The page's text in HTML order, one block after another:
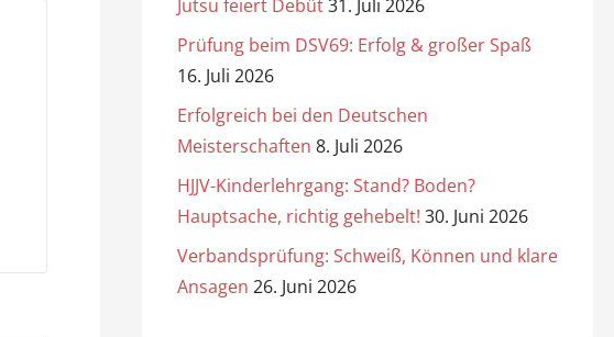
Jutsu feiert Debüt31. Juli 2026
Prüfung beim DSV69: Erfolg & großer Spaß
16. Juli 2026
Erfolgreich bei den Deutschen
Meisterschaften 8. Juli 2026
HJJV-Kinderlehrgang: Stand? Boden?
Hauptsache, richtig gehebelt! 30. Juni 2026
Verbandsprüfung: Schweiß, Können und klare
Ansagen 26. Juni 2026